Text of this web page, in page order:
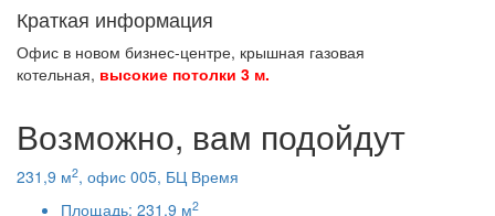
Краткая информация
Офис в новом бизнес-центре, крышная газовая
котельная, высокие потолки 3 м.
Возможно, вам подойдут
231,9 м2, офис 005, БЦ Время
Площадь: 231,9 м2